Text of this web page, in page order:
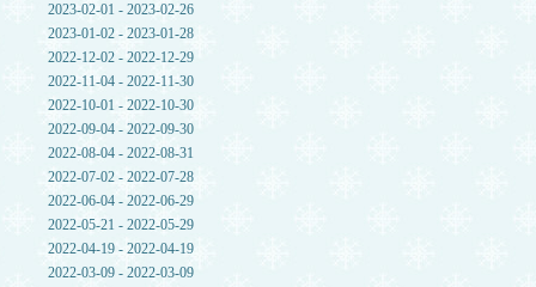
2023-02-01 - 2023-02-26
2023-01-02 - 2023-01-28
2022-12-02 - 2022-12-29
2022-11-04 - 2022-11-30
2022-10-01 - 2022-10-30
2022-09-04 - 2022-09-30
2022-08-04 - 2022-08-31
2022-07-02 - 2022-07-28
2022-06-04 - 2022-06-29
2022-05-21 - 2022-05-29
2022-04-19 - 2022-04-19
2022-03-09 - 2022-03-09